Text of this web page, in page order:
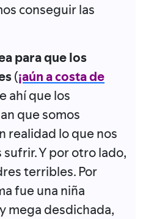
conseguir las
para que los
(¡aún a costa de
ahí que los
que somos
realidad lo que nos
sufrir. Y por otro lado,
terribles. Por
fue una niña
mega desdichada,